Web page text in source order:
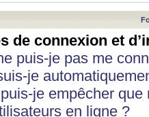
de connexion et
puis-je pas me
je
je empêcher
en ligne ?